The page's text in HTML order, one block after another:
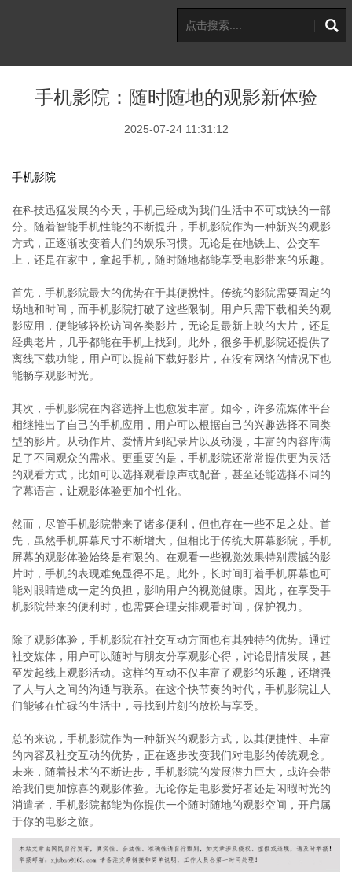
手机影院：随时随地的观影新体验
2025-07-24 11:31:12
手机影院
在科技迅猛发展的今天，手机已经成为我们生活中不可或缺的一部
分。随着智能手机性能的不断提升，手机影院作为一种新兴的观影
方式，正逐渐改变着人们的娱乐习惯。无论是在地铁上、公交车
上，还是在家中，拿起手机，随时随地都能享受电影带来的乐趣。
首先，手机影院最大的优势在于其便携性。传统的影院需要固定的
场地和时间，而手机影院打破了这些限制。用户只需下载相关的观
影应用，便能够轻松访问各类影片，无论是最新上映的大片，还是
经典老片，几乎都能在手机上找到。此外，很多手机影院还提供了
离线下载功能，用户可以提前下载好影片，在没有网络的情况下也
能畅享观影时光。
其次，手机影院在内容选择上也愈发丰富。如今，许多流媒体平台
相继推出了自己的手机应用，用户可以根据自己的兴趣选择不同类
型的影片。从动作片、爱情片到纪录片以及动漫，丰富的内容库满
足了不同观众的需求。更重要的是，手机影院还常常提供更为灵活
的观看方式，比如可以选择观看原声或配音，甚至还能选择不同的
字幕语言，让观影体验更加个性化。
然而，尽管手机影院带来了诸多便利，但也存在一些不足之处。首
先，虽然手机屏幕尺寸不断增大，但相比于传统大屏幕影院，手机
屏幕的观影体验始终是有限的。在观看一些视觉效果特别震撼的影
片时，手机的表现难免显得不足。此外，长时间盯着手机屏幕也可
能对眼睛造成一定的负担，影响用户的视觉健康。因此，在享受手
机影院带来的便利时，也需要合理安排观看时间，保护视力。
除了观影体验，手机影院在社交互动方面也有其独特的优势。通过
社交媒体，用户可以随时与朋友分享观影心得，讨论剧情发展，甚
至发起线上观影活动。这样的互动不仅丰富了观影的乐趣，还增强
了人与人之间的沟通与联系。在这个快节奏的时代，手机影院让人
们能够在忙碌的生活中，寻找到片刻的放松与享受。
总的来说，手机影院作为一种新兴的观影方式，以其便捷性、丰富
的内容及社交互动的优势，正在逐步改变我们对电影的传统观念。
未来，随着技术的不断进步，手机影院的发展潜力巨大，或许会带
给我们更加惊喜的观影体验。无论你是电影爱好者还是闲暇时光的
消遣者，手机影院都能为你提供一个随时随地的观影空间，开启属
于你的电影之旅。